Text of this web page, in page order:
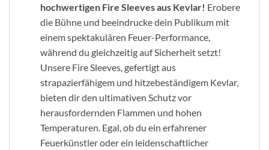
hochwertigen Fire Sleeves aus Kevlar! Erobere
die Bühne und beeindrucke dein Publikum mit
einem spektakulären Feuer-Performance,
während du gleichzeitig auf Sicherheit setzt!
Unsere Fire Sleeves, gefertigt aus
strapazierfähigem und hitzebeständigem Kevlar,
bieten dir den ultimativen Schutz vor
herausfordernden Flammen und hohen
Temperaturen. Egal, ob du ein erfahrener
Feuerkünstler oder ein leidenschaftlicher